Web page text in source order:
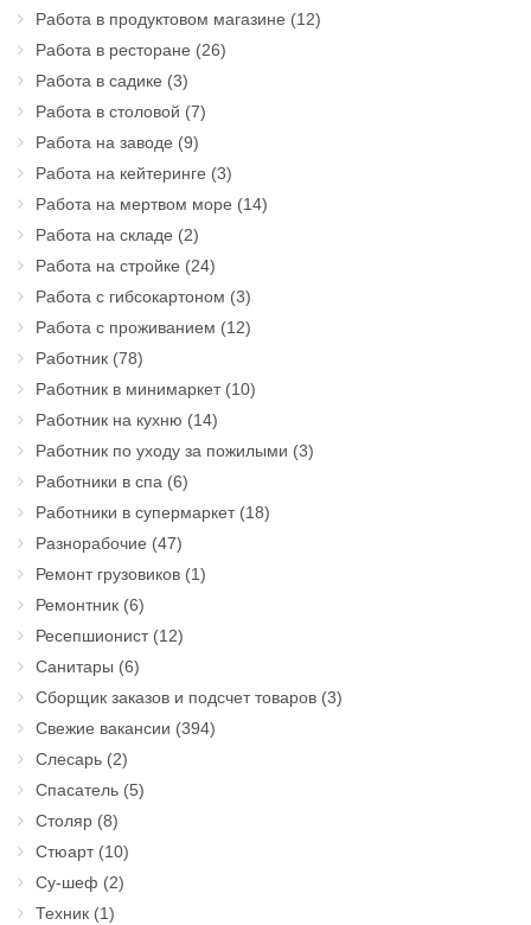
Работа в продуктовом магазине (12)
Работа в ресторане (26)
Работа в садике (3)
Работа в столовой (7)
Работа на заводе (9)
Работа на кейтеринге (3)
Работа на мертвом море (14)
Работа на складе (2)
Работа на стройке (24)
Работа с гибсокартоном (3)
Работа с проживанием (12)
Работник (78)
Работник в минимаркет(10)
Работник на кухню (14)
Работник по уходу за пожилыми (3)
Работники в спа (6)
Работники в супермаркет(18)
Разнорабочие (47)
Ремонт грузовиков (1)
Ремонтник (6)
Ресепшионист(12)
Санитары (6)
Сборщик заказов и подсчет товаров (3)
Свежие вакансии (394)
Слесарь (2)
Спасатель (5)
Столяр (8)
Стюарт(10)
Су-шеф (2)
Техник (1)